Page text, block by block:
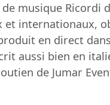
musique Ricordi
internationaux,
en direct
aussi bien en
de Jumar